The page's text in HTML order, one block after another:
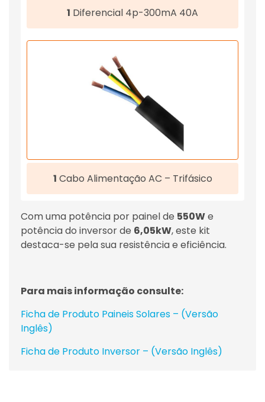
1 Diferencial 4p-300mA 40A
1 Cabo Alimentação AC – Trifásico
Com uma potência por painel de 550We
potência do inversor de 6,05kW, este kit
destaca-se pela sua resistência e eficiência.
Para mais informação consulte:
Ficha de Produto Paineis Solares – (Versão
Inglês)
Ficha de Produto Inversor – (Versão Inglês)